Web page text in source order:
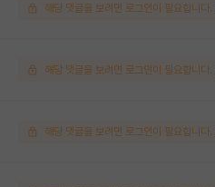
해당 댓글을 보려면 로그인이 필요합니다.
해당 댓글을 보려면 로그인이 필요합니다.
해당 댓글을 보려면 로그인이 필요합니다.